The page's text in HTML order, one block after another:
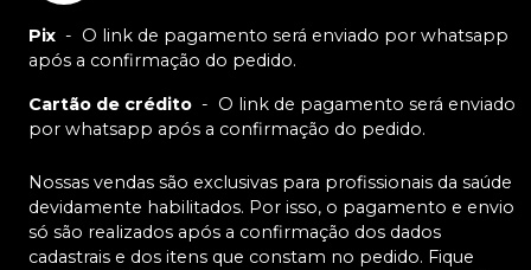
Pix - O link de pagamento será enviado por whatsapp
após a confirmação do pedido.
Cartão de crédito - O link de pagamento será enviado
por whatsapp após a confirmação do pedido.
Nossas vendas são exclusivas para profissionais da saúde
devidamente habilitados. Por isso, o pagamento e envio
só são realizados após a confirmação dos dados
cadastrais e dos itens que constam no pedido. Fique